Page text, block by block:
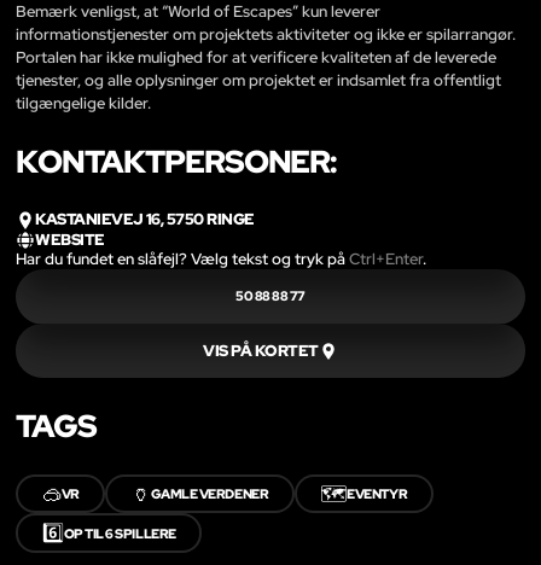
Bemærk venligst, at “World of Escapes” kun leverer
informationstjenester om projektets aktiviteter og ikke er spilarrangør.
Portalen har ikke mulighed for at verificere kvaliteten af de leverede
tjenester, og alle oplysninger om projektet er indsamlet fra offentligt
tilgængelige kilder.
KONTAKTPERSONER:
KASTANIEVEJ 16, 5750 RINGE
WEBSITE
Har du fundet en slåfejl? Vælg tekst og tryk påCtrl+Enter.
50 88 88 77
VIS PÅ KORTET
TAGS
🥽VR 🏺 GAMLE VERDENER 🗺️EVENTYR
6️⃣OP TIL 6 SPILLERE